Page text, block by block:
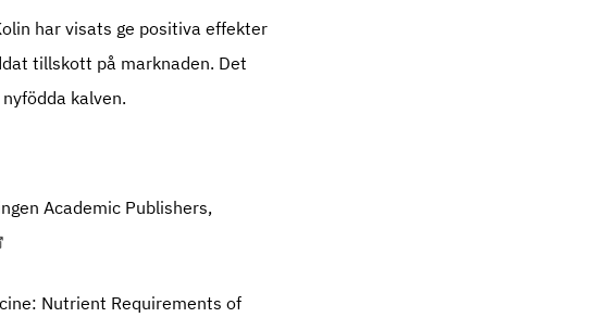
har visats ge positiva effekter
tillskott på marknaden. Det
kalven.
Academic Publishers,
Nutrient Requirements of